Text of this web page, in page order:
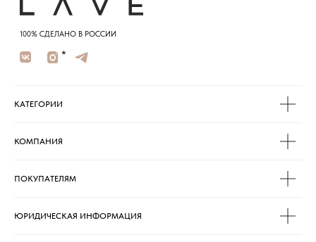
КАТЕГОРИИ
КОМПАНИЯ
ПОКУПАТЕЛЯМ
ЮРИДИЧЕСКАЯ ИНФОРМАЦИЯ